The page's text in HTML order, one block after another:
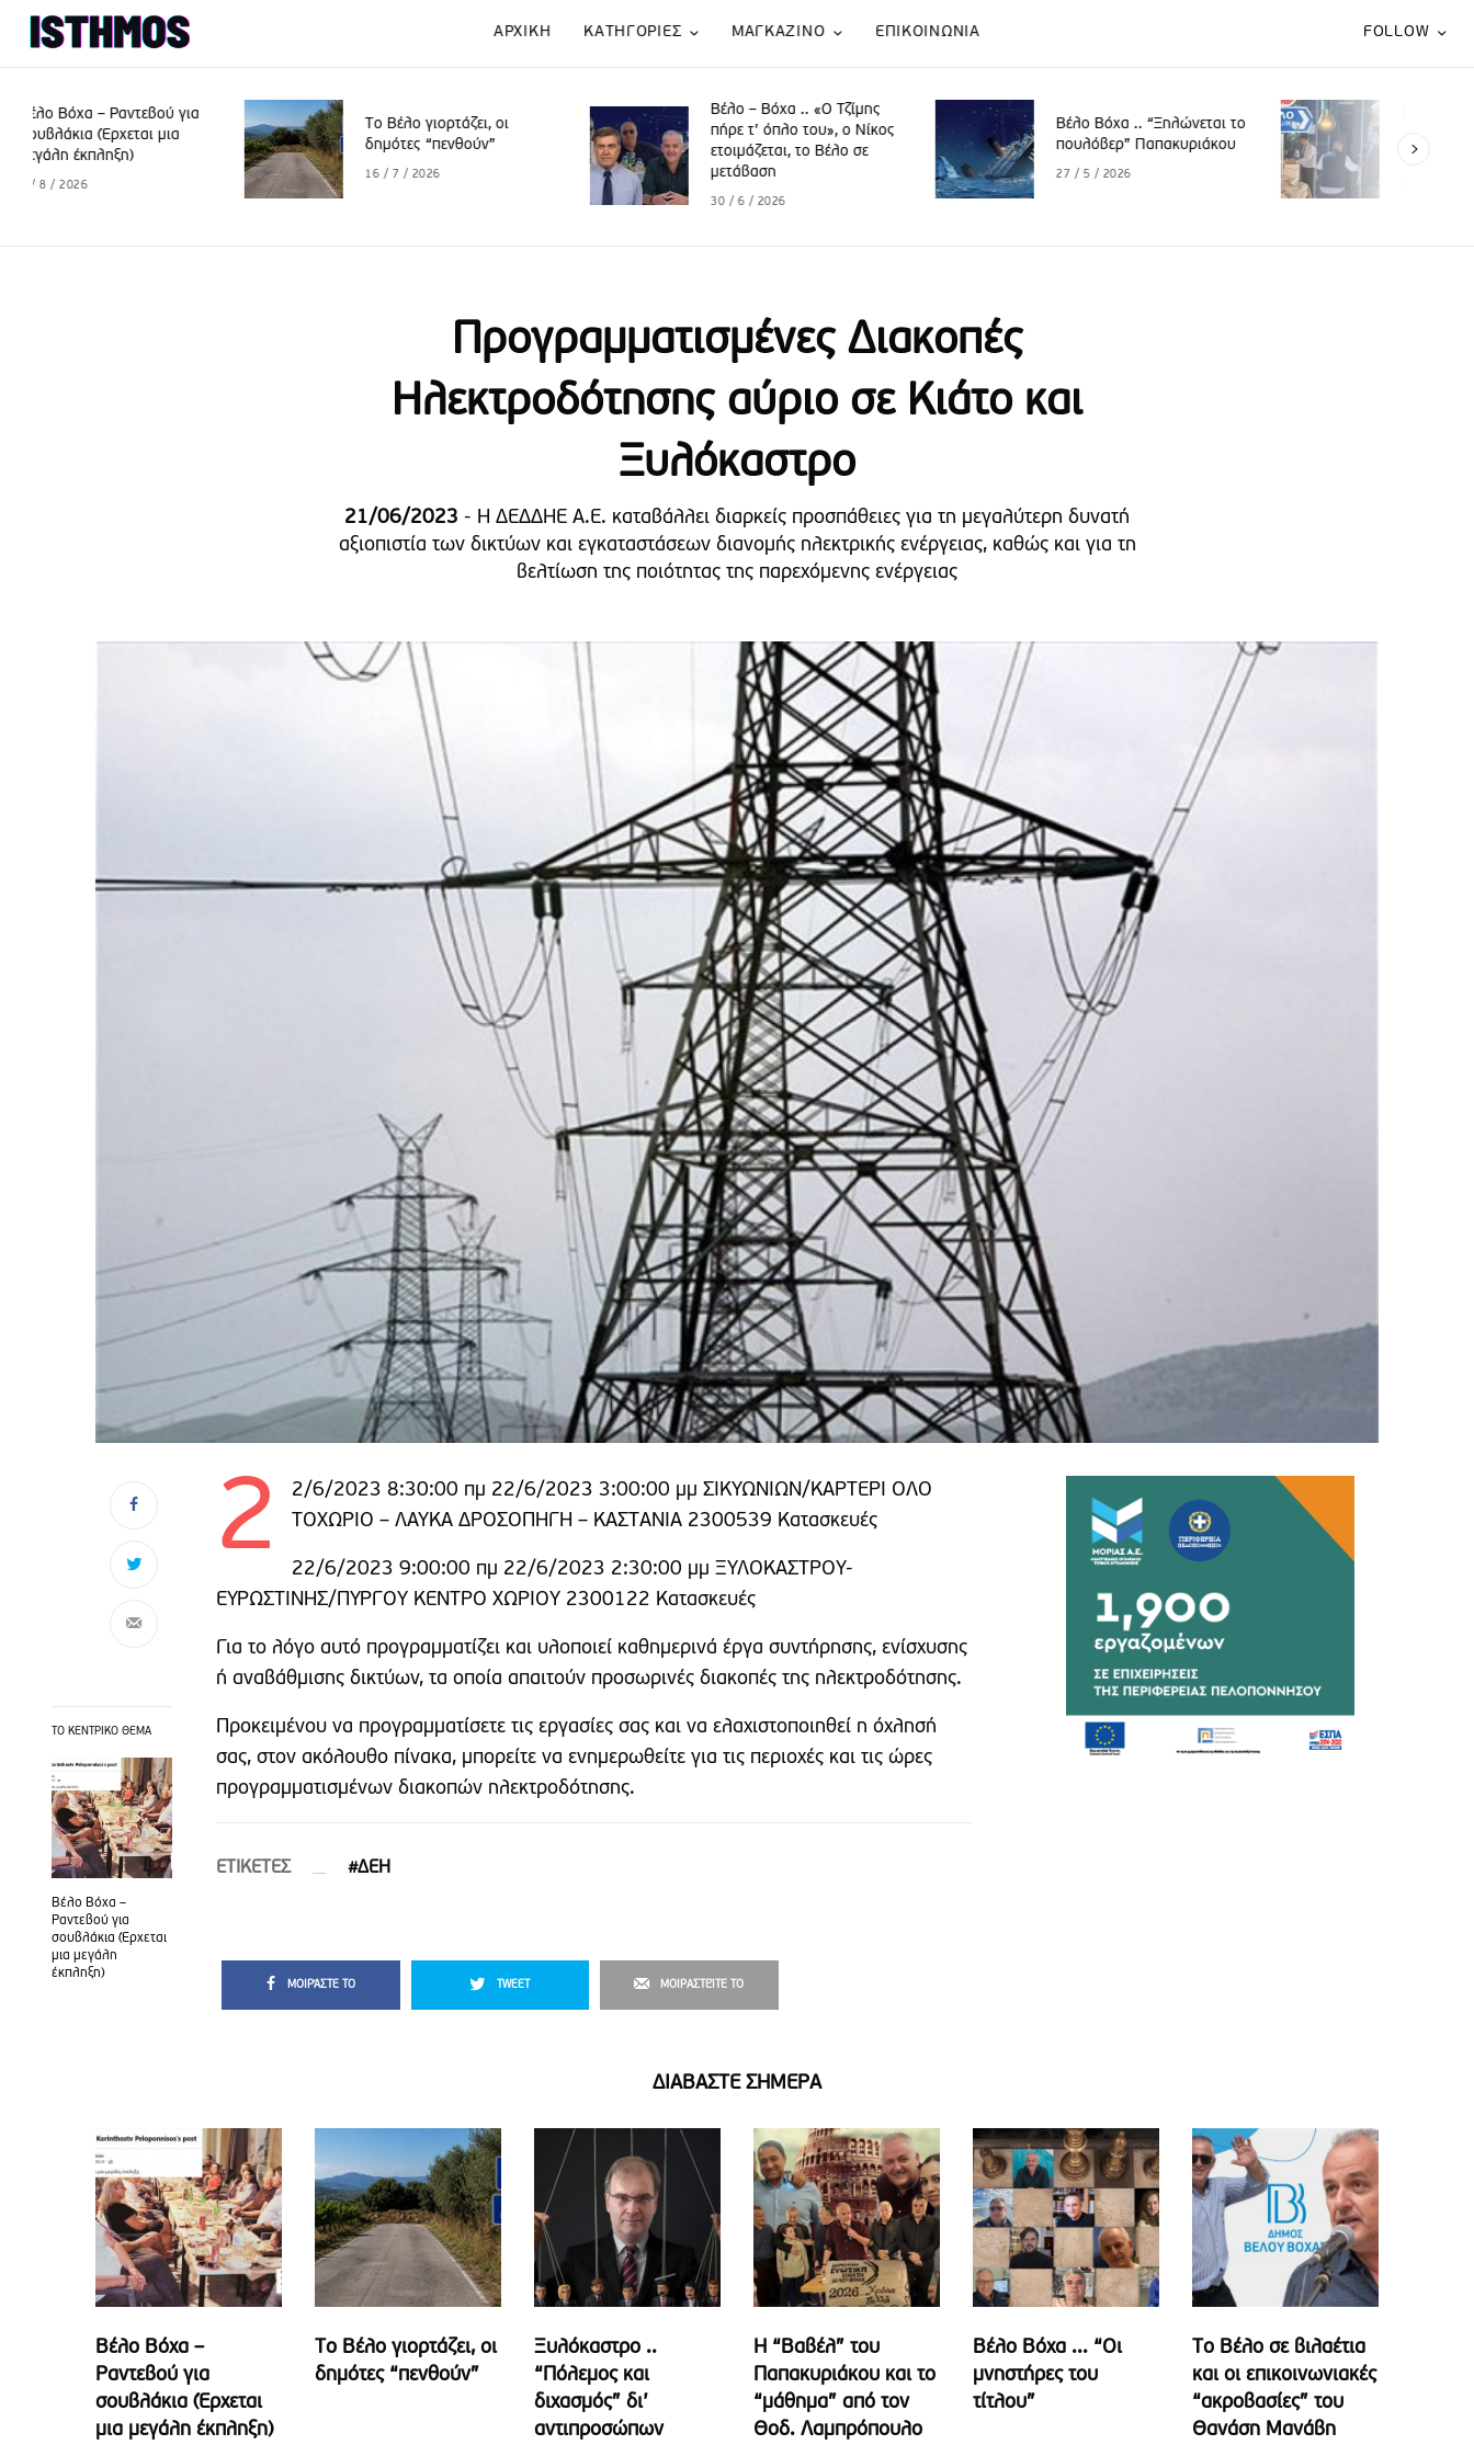
ΑΡΧΙΚΗ KATΗΓΟΡΙΕΣ ΜΑΓΚΑΖΙΝΟ ΕΠΙΚΟΙΝΩΝΙΑ FOLLOW
Το Βέλο γιορτάζει, οι
δημότες “πενθούν”
Βέλο – Βόχα .. «Ο Τζίμης
πήρε τ’ όπλο του», o Νίκος
ετοιμάζεται, το Βέλο σε
Βέλο Βόχα .. “Ξηλώνεται το
πουλόβερ” Παπακυριάκου
Βέλο Βόχα .. «Το παλαιό
πεθαίνει και το νέο περιμένει
να γεννηθεί»
Προγραμματισμένες Διακοπές
Ηλεκτροδότησης αύριο σε Κιάτο και
Ξυλόκαστρο
21/06/2023 - H ΔΕΔΔΗΕ Α.Ε. καταβάλλει διαρκείς προσπάθειες για τη μεγαλύτερη δυνατή
αξιοπιστία των δικτύων και εγκαταστάσεων διανομής ηλεκτρικής ενέργειας, καθώς και για τη
βελτίωση της ποιότητας της παρεχόμενης ενέργειας
ΤΟ ΚΕΝΤΡΙΚΟ ΘΕΜΑ
Βέλο Βόχα –
Ραντεβού για
σουβλάκια (Έρχεται
μια μεγάλη
έκπληξη)
2
2/6/2023 8:30:00 πμ 22/6/2023 3:00:00 μμ ΣΙΚΥΩΝΙΩΝ/ΚΑΡΤΕΡΙ ΟΛΟ
ΤΟΧΩΡΙΟ – ΛΑΥΚΑ ΔΡΟΣΟΠΗΓΗ – ΚΑΣΤΑΝΙΑ 2300539 Κατασκευές
22/6/2023 9:00:00 πμ 22/6/2023 2:30:00 μμ ΞΥΛΟΚΑΣΤΡΟΥ-
ΕΥΡΩΣΤΙΝΗΣ/ΠΥΡΓΟΥ ΚΕΝΤΡΟ ΧΩΡΙΟΥ 2300122 Κατασκευές
Για το λόγο αυτό προγραμματίζει και υλοποιεί καθημερινά έργα συντήρησης, ενίσχυσης
ή αναβάθμισης δικτύων, τα οποία απαιτούν προσωρινές διακοπές της ηλεκτροδότησης.
Προκειμένου να προγραμματίσετε τις εργασίες σας και να ελαχιστοποιηθεί η όχλησή
σας, στον ακόλουθο πίνακα, μπορείτε να ενημερωθείτε για τις περιοχές και τις ώρες
προγραμματισμένων διακοπών ηλεκτροδότησης.
ETIΚΕΤΕΣ #ΔΕΗ
ΜΟΙΡΆΣΤΕ ΤΟ TWEET ΜΟΙΡΑΣΤΕΊΤΕ ΤΟ
ΔΙΑΒΑΣΤΕ ΣΗΜΕΡΑ
Βέλο Βόχα –
Ραντεβού για
σουβλάκια (Έρχεται
μια μεγάλη έκπληξη)
Το Βέλο γιορτάζει, οι
δημότες “πενθούν”
Ξυλόκαστρο ..
“Πόλεμος και
διχασμός” δι’
αντιπροσώπων
Η “Βαβέλ” του
Παπακυριάκου και το
“μάθημα” από τον
Θοδ. Λαμπρόπουλο
Βέλο Βόχα ... “Οι
μνηστήρες του
τίτλου”
Το Βέλο σε βιλαέτια
και οι επικοινωνιακές
“ακροβασίες” του
Θανάση Μανάβη